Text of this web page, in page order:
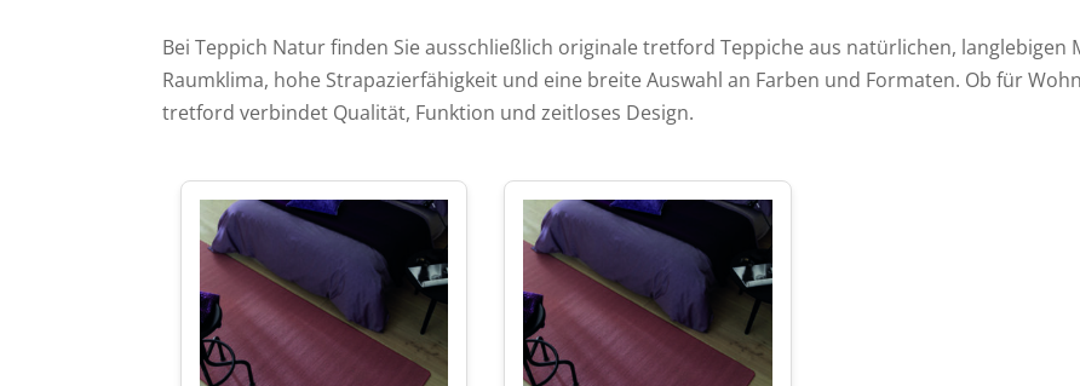
Bei Teppich Natur finden Sie ausschließlich originale tretford Teppiche aus natürlichen, langlebigen
Raumklima, hohe Strapazierfähigkeit und eine breite Auswahl an Farben und Formaten. Ob für
tretford verbindet Qualität, Funktion und zeitloses Design.